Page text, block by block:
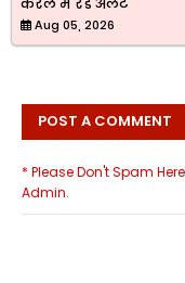
Aug 05, 2026
POST A COMMENT
* Please Don't Spam
Admin.